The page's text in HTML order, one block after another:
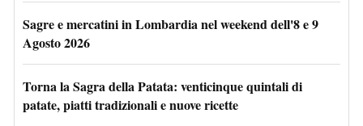
Sagre e mercatini in Lombardia nel weekend dell'8 e 9
Agosto 2026
Torna la Sagra della Patata: venticinque quintali di
patate, piatti tradizionali e nuove ricette